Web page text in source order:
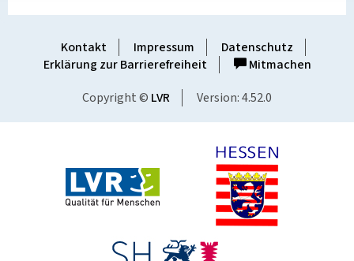
Kontakt Impressum
Datenschutz
Erklärung zur Barrierefreiheit
Mitmachen
Copyright © LVR Version: 4.52.0